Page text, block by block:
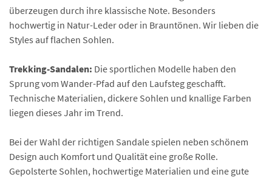
überzeugen durch ihre klassische Note. Besonders
hochwertig in Natur-Leder oder in Brauntönen. Wir lieben die
Styles auf flachen Sohlen.
Trekking-Sandalen: Die sportlichen Modelle haben den
Sprung vom Wander-Pfad auf den Laufsteg geschafft.
Technische Materialien, dickere Sohlen und knallige Farben
liegen dieses Jahr im Trend.
Bei der Wahl der richtigen Sandale spielen neben schönem
Design auch Komfort und Qualität eine große Rolle.
Gepolsterte Sohlen, hochwertige Materialien und eine gute